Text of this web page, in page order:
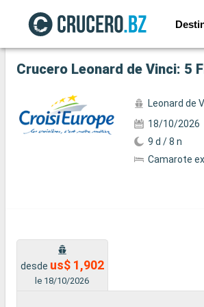
Ver las 13 fotos siguientes
Crucero Leonard de Vinci: 5
Leonard de
18/10/2026
9 d / 8 n
Camarote
desde us$ 1,902
le 18/10/2026